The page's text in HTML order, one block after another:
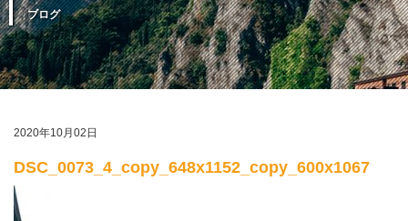
ブログ
2020年10月02日
DSC_0073_4_copy_648x1152_copy_600x1067